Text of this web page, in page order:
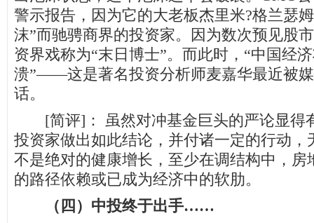
警示报告，因为它的大老板杰里米?格兰瑟
沫”而驰骋商界的投资家。因为数次预见股
资界戏称为“末日博士”。而此时，“中国经
溃”——这是著名投资分析师麦嘉华最近被
话。
[简评]： 虽然对冲基金巨头的严论显得
投资家做出如此结论，并付诸一定的行动，
不是绝对的健康增长，至少在调结构中，房
的路径依赖或已成为经济中的软肋。
（四）中投终于出手……